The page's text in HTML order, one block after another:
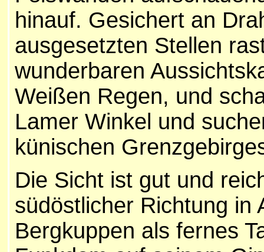
hinauf. Gesichert an
ausgesetzten Stellen
wunderbaren
Weißen Regen, und
Lamer Winkel und
künischen
Die Sicht ist gut und
südöstlicher Richtung in
Bergkuppen als fernes